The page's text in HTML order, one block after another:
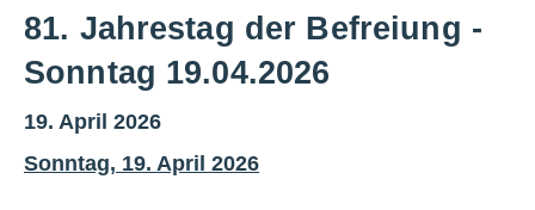
81. Jahrestag der Befreiung -
Sonntag 19.04.2026
19. April 2026
Sonntag, 19. April 2026